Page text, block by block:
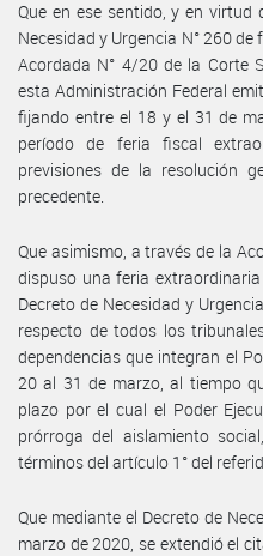
Que en ese sentido, y en
Necesidad y Urgencia N° 260
Acordada N° 4/20 de la Corte
esta Administración Federal
fijando entre el 18 y el 31 de
período de feria fiscal
previsiones de la resolución
precedente.
Que asimismo, a través de la
dispuso una feria
Decreto de Necesidad y
respecto de todos los
dependencias que integran el
20 al 31 de marzo, al tiempo
plazo por el cual el Poder
prórroga del aislamiento
términos del artículo 1° del
Que mediante el Decreto de
marzo de 2020, se extendió el